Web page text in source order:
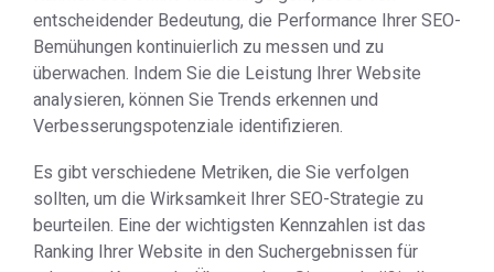
entscheidender Bedeutung, die Performance Ihrer SEO-
Bemühungen kontinuierlich zu messen und zu
überwachen. Indem Sie die Leistung Ihrer Website
analysieren, können Sie Trends erkennen und
Verbesserungspotenziale identifizieren.
Es gibt verschiedene Metriken, die Sie verfolgen
sollten, um die Wirksamkeit Ihrer SEO-Strategie zu
beurteilen. Eine der wichtigsten Kennzahlen ist das
Ranking Ihrer Website in den Suchergebnissen für